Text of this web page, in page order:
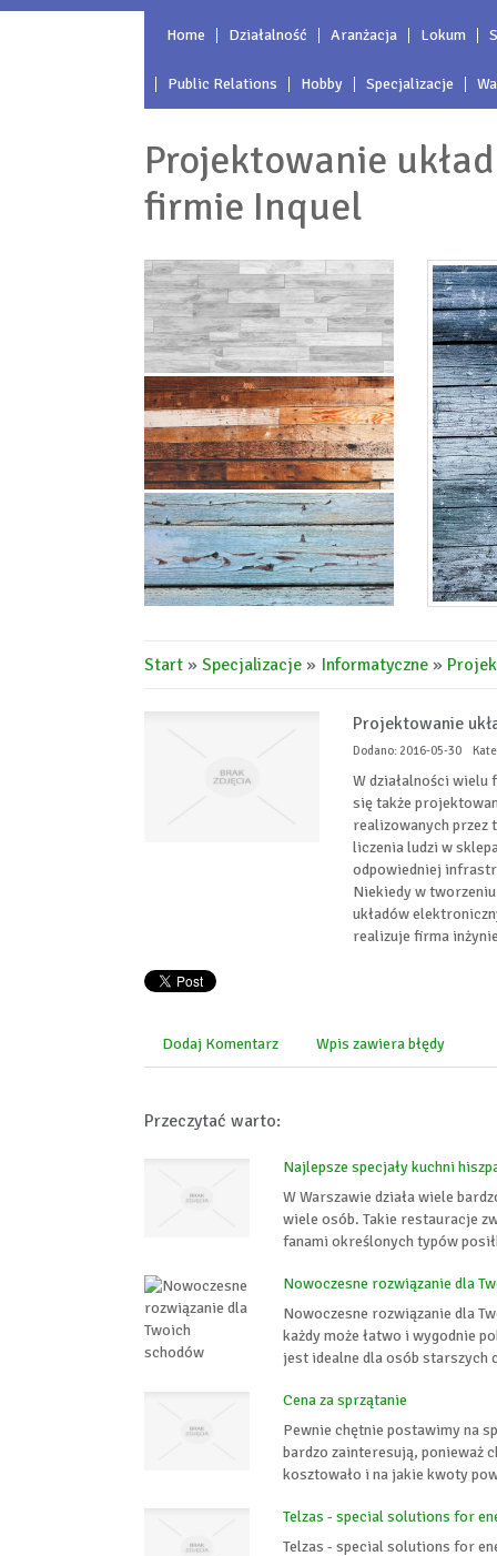
Home Działalność Aranżacja Lokum
Public Relations Hobby Specjalizacje
Projektowanie
firmie Inquel
Start » Specjalizacje » Informatyczne »
Projektowanie
Dodano: 2016-05-30
W działalności wielu
się także
realizowanych przez
liczenia ludzi w
odpowiedniej
Niekiedy w
układów
realizuje firma
Dodaj Komentarz Wpis zawiera błędy
Przeczytać warto:
Najlepsze specjały kuchni
W Warszawie działa wiele
wiele osób. Takie restauracje
fanami określonych typów
Nowoczesne rozwiązanie dla
Nowoczesne rozwiązanie dla
każdy może łatwo i wygodnie
jest idealne dla osób starszych
Cena za sprzątanie
Pewnie chętnie postawimy na
bardzo zainteresują, ponieważ
kosztowało i na jakie kwoty
Telzas - special solutions for
Telzas - special solutions for